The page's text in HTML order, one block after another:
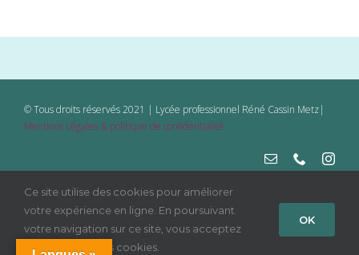
© Tous droits réservés 2021 | Lycée professionnel Réné Cassin Metz|
Mentions Légales & politique de confidentialité
Ce site utilise des cookies pour améliorer
votre expérience en ligne. En poursuivant
votre navigation sur ce site, vous acceptez
l'utilisation de ces cookies.
OK